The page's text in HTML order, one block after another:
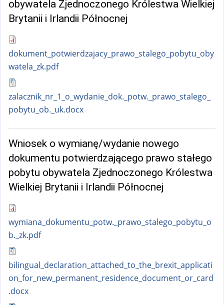
obywatela Zjednoczonego Królestwa Wielkiej
Brytanii i Irlandii Północnej
dokument_potwierdzajacy_prawo_stalego_pobytu_oby
watela_zk.pdf
zalacznik_nr_1_o_wydanie_dok._potw._prawo_stalego_
pobytu_ob._uk.docx
Wniosek o wymianę/wydanie nowego
dokumentu potwierdzającego prawo stałego
pobytu obywatela Zjednoczonego Królestwa
Wielkiej Brytanii i Irlandii Północnej
wymiana_dokumentu_potw._prawo_stalego_pobytu_o
b._zk.pdf
bilingual_declaration_attached_to_the_brexit_applicati
on_for_new_permanent_residence_document_or_card
.docx